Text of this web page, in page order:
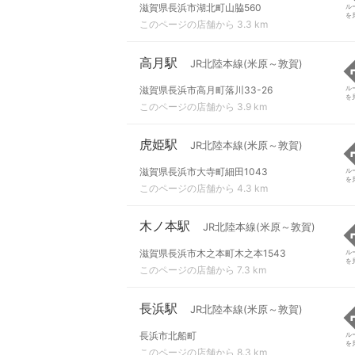
滋賀県長浜市湖北町山脇560
このページの店舗から 3.3 km
ル
を
高月駅 JR北陸本線(米原～敦賀)
滋賀県長浜市高月町落川33-26
このページの店舗から 3.9 km
ル
を
虎姫駅 JR北陸本線(米原～敦賀)
滋賀県長浜市大寺町細田1043
このページの店舗から 4.3 km
ル
を
木ノ本駅 JR北陸本線(米原～敦賀)
滋賀県長浜市木之本町木之本1543
このページの店舗から 7.3 km
ル
を
長浜駅 JR北陸本線(米原～敦賀)
長浜市北船町
このページの店舗から 8.3 km
ル
を